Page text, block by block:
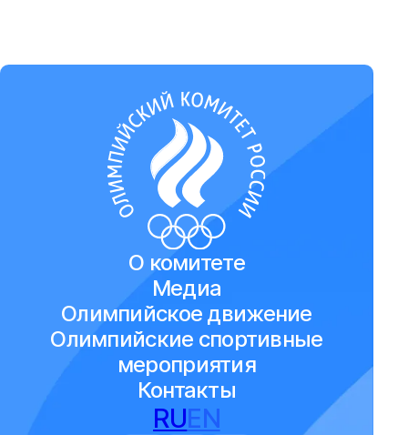
О комитете
Медиа
Олимпийское движение
Олимпийские спортивные
мероприятия
Контакты
RUEN